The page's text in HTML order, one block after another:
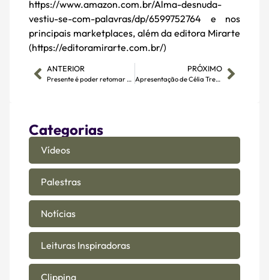
https://www.amazon.com.br/Alma-desnuda-
vestiu-se-com-palavras/dp/6599752764 e nos
principais marketplaces, além da editora Mirarte
(https://editoramirarte.com.br/)
ANTERIOR
Presente é poder retomar minhas atividades, diz Cristina Salvador
PRÓXIMO
Apresentação de Célia Trettel na ASLe
Categorias
Vídeos
Palestras
Notícias
Leituras Inspiradoras
Clipping